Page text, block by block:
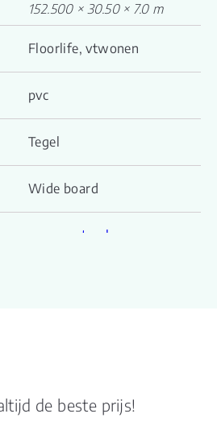
152.500 × 30.50 × 7.0 m
Floorlife, vtwonen
pvc
Tegel
Wide board
warm natural
de beste prijs!